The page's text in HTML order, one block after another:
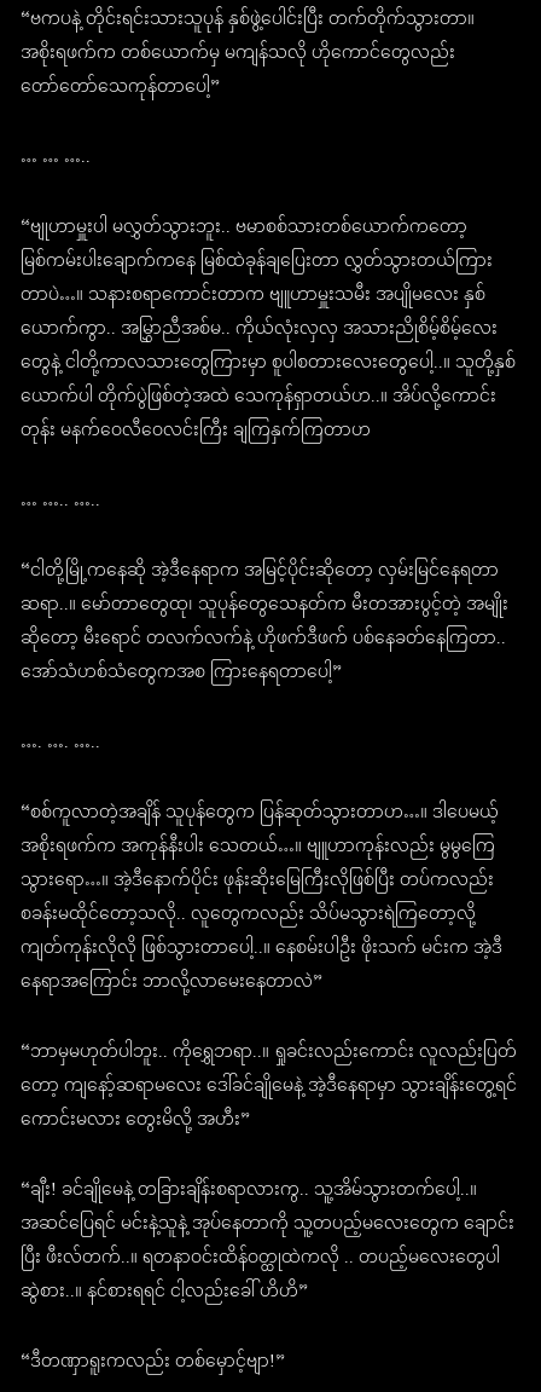
“ဗကပနဲ့ တိုင်းရင်းသားသူပုန် နှစ်ဖွဲ့ပေါင်းပြီး တက်တိုက်သွားတာ။
အစိုးရဖက်က တစ်ယောက်မှ မကျန်သလို ဟိုကောင်တွေလည်း
တော်တော်သေကုန်တာပေါ့”
… … …..
“ဗျုဟာမှူးပါ မလွှတ်သွားဘူး.. ဗမာစစ်သားတစ်ယောက်ကတော့
မြစ်ကမ်းပါးချောက်ကနေ မြစ်ထဲခုန်ချပြေးတာ လွှတ်သွားတယ်ကြား
တာပဲ…။ သနားစရာကောင်းတာက ဗျူဟာမှူးသမီး အပျိုမလေး နှစ်
ယောက်ကွာ.. အမြွှာညီအစ်မ.. ကိုယ်လုံးလှလှ အသားညိုစိမ့်စိမ့်လေး
တွေနဲ့ ငါတို့ကာလသားတွေကြားမှာ စူပါစတားလေးတွေပေါ့..။ သူတို့နှစ်
ယောက်ပါ တိုက်ပွဲဖြစ်တဲ့အထဲ သေကုန်ရှာတယ်ဟ..။ အိပ်လို့ကောင်း
တုန်း မနက်ဝေလီဝေလင်းကြီး ချကြနှက်ကြတာဟ
… ….. …..
“ငါတို့မြို့ကနေဆို အဲ့ဒီနေရာက အမြင့်ပိုင်းဆိုတော့ လှမ်းမြင်နေရတာ
ဆရာ..။ မော်တာတွေထု၊ သူပုန်တွေသေနတ်က မီးတအားပွင့်တဲ့ အမျိုး
ဆိုတော့ မီးရောင် တလက်လက်နဲ့ ဟိုဖက်ဒီဖက် ပစ်နေခတ်နေကြတာ..
အော်သံဟစ်သံတွေကအစ ကြားနေရတာပေါ့”
…. …. …..
“စစ်ကူလာတဲ့အချိန် သူပုန်တွေက ပြန်ဆုတ်သွားတာဟ…။ ဒါပေမယ့်
အစိုးရဖက်က အကုန်နီးပါး သေတယ်…။ ဗျူဟာကုန်းလည်း မွမွကြေ
သွားရော…။ အဲ့ဒီနောက်ပိုင်း ဖုန်းဆိုးမြေကြီးလိုဖြစ်ပြီး တပ်ကလည်း
စခန်းမထိုင်တော့သလို.. လူတွေကလည်း သိပ်မသွားရဲကြတော့လို့
ကျတ်ကုန်းလိုလို ဖြစ်သွားတာပေါ့..။ နေစမ်းပါဦး ဖိုးသက် မင်းက အဲ့ဒီ
နေရာအကြောင်း ဘာလို့လာမေးနေတာလဲ”
“ဘာမှမဟုတ်ပါဘူး.. ကိုရွှေဘရာ..။ ရှုခင်းလည်းကောင်း လူလည်းပြတ်
တော့ ကျနော့်ဆရာမလေး ဒေါ်ခင်ချိုမေနဲ့ အဲ့ဒီနေရာမှာ သွားချိန်းတွေ့ရင်
ကောင်းမလား တွေးမိလို့ အဟီး”
“ချီး! ခင်ချိုမေနဲ့ တခြားချိန်းစရာလားကွ.. သူ့အိမ်သွားတက်ပေါ့..။
အဆင်ပြေရင် မင်းနဲ့သူနဲ့ အုပ်နေတာကို သူ့တပည့်မလေးတွေက ချောင်း
ပြီး ဖီးလ်တက်..။ ရတနာဝင်းထိန်ဝတ္ထုထဲကလို .. တပည့်မလေးတွေပါ
ဆွဲစား..။ နင်စားရရင် ငါ့လည်းခေါ် ဟိဟိ”
“ဒီတဏှာရူးကလည်း တစ်မှောင့်ဗျာ!”